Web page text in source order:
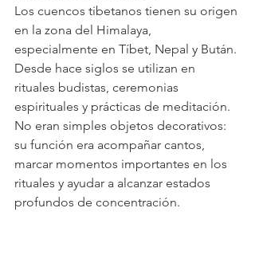
Los cuencos tibetanos tienen su origen
en la zona del Himalaya,
especialmente en Tíbet, Nepal y Bután.
Desde hace siglos se utilizan en
rituales budistas, ceremonias
espirituales y prácticas de meditación.
No eran simples objetos decorativos:
su función era acompañar cantos,
marcar momentos importantes en los
rituales y ayudar a alcanzar estados
profundos de concentración.